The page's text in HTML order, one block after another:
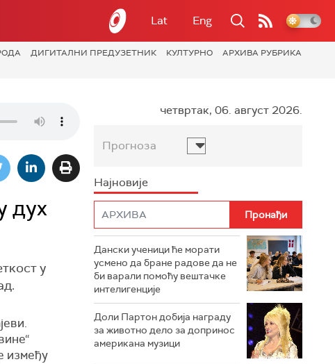
Lat Eng
ДИГИТАЛНИ ПРЕДУЗЕТНИК КУЛТУРНО
АРХИВА РУБРИКА
дух
у
е“
између
четвртак, 06. август 2026.
Прогноза
Најновије
Дански ученици ће морати
усмено да бране радове да не
би варали помоћу вештачке
интелигенције
Доли Партон добија награду
за животно дело за допринос
американа музици